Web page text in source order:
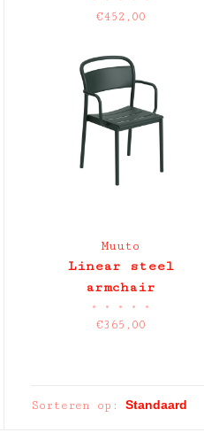
€452,00
Muuto
Linear steel
armchair
• • • • •
€365,00
Sorteren op: